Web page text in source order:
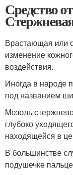
Средство
Врастающая или
изменение
воздействия.
Иногда в народе
под названием
Мозоль
глубоко
находящейся в
В большинстве
подушечке